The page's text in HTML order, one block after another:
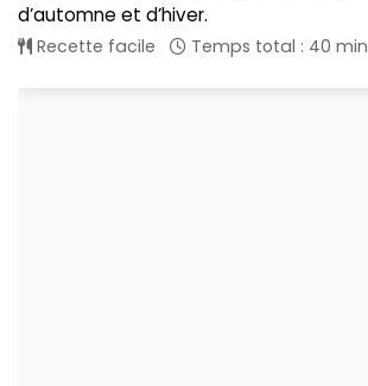
d’automne et d’hiver.
Recette facile Temps total : 40 min